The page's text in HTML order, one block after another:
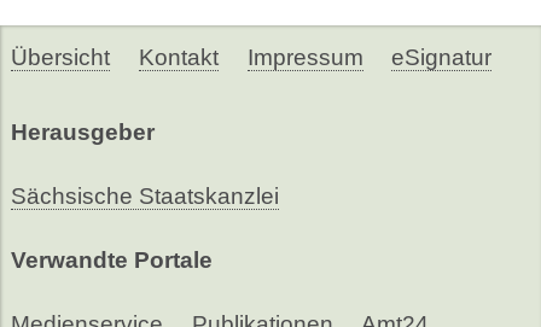
Übersicht Kontakt Impressum eSignatur
Herausgeber
Sächsische Staatskanzlei
Verwandte Portale